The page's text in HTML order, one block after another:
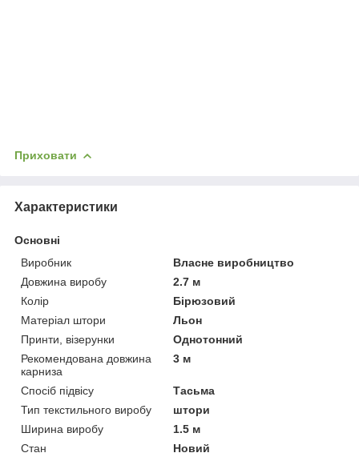
Приховати
Характеристики
Основні
Виробник
Власне виробництво
Довжина виробу
2.7 м
Колір
Бірюзовий
Матеріал штори
Льон
Принти, візерунки
Однотонний
Рекомендована довжина
карниза
3 м
Спосіб підвісу
Тасьма
Тип текстильного виробу
штори
Ширина виробу
1.5 м
Стан
Новий